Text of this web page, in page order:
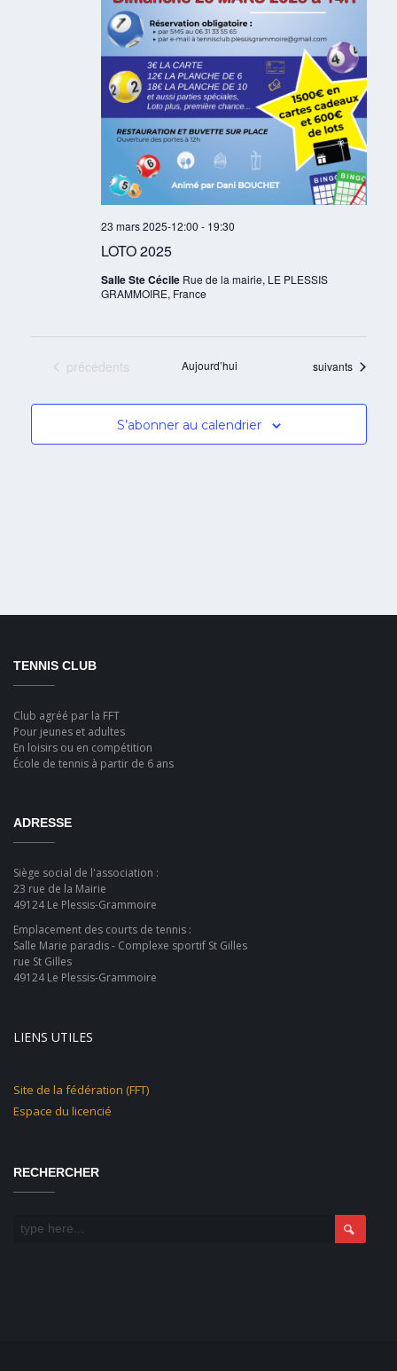
LOTO 2025
23 mars 2025-12:00 - 19:30
Salle Ste Cécile Rue de la mairie, LE PLESSIS
GRAMMOIRE, France
Évènements
précédents Aujourd’hui Évènements
suivants
S’abonner au calendrier
TENNIS CLUB
Club agréé par la FFT
Pour jeunes et adultes
En loisirs ou en compétition
École de tennis à partir de 6 ans
ADRESSE
Siège social de l'association :
23 rue de la Mairie
49124 Le Plessis-Grammoire
Emplacement des courts de tennis :
Salle Marie paradis - Complexe sportif St Gilles
rue St Gilles
49124 Le Plessis-Grammoire
LIENS UTILES
Site de la fédération (FFT)
Espace du licencié
RECHERCHER